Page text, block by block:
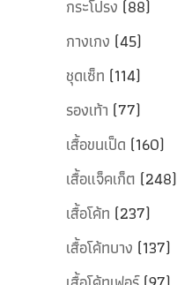
กระโปรง (88)
กางเกง (45)
ชุดเซ็ท (114)
รองเท้า (77)
เสื้อขนเป็ด (160)
เสื้อแจ็คเก็ต (248)
เสื้อโค้ท (237)
เสื้อโค้ทบาง (137)